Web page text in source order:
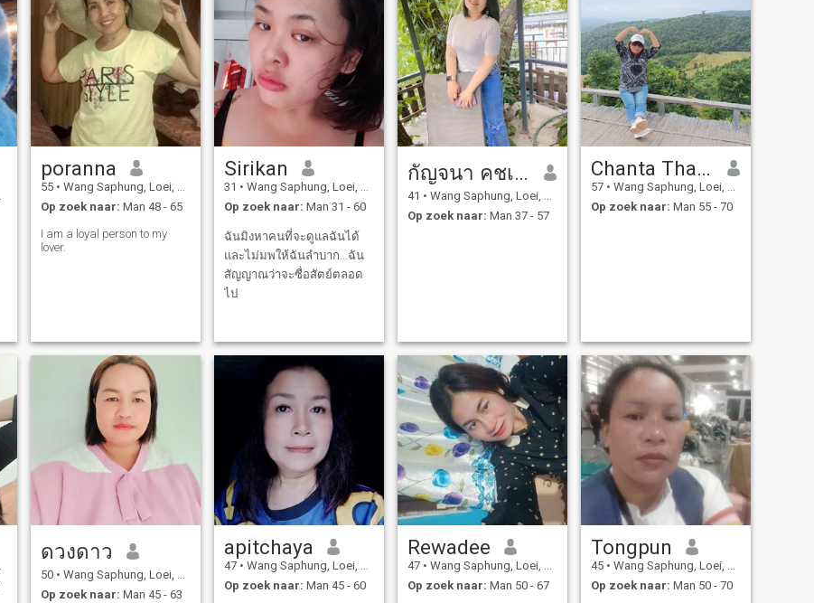
poranna
55 • Wang Saphung, Loei, Thailand
Op zoek naar: Man 48 - 65
I am a loyal person to my
lover.
Sirikan
31 • Wang Saphung, Loei, Thailand
Op zoek naar: Man 31 - 60
ฉันมิงหาคนที่จะดูแลฉันได้
และไม่มพให้ฉันลำบาก...ฉัน
สัญญาณว่าจะซื่อสัตย์ตลอด
ไป
กัญจนา คชเสนี
41 • Wang Saphung, Loei, Thailand
Op zoek naar: Man 37 - 57
Chanta Thaveekaew
57 • Wang Saphung, Loei, Thailand
Op zoek naar: Man 55 - 70
ดวงดาว
50 • Wang Saphung, Loei, Thailand
Op zoek naar: Man 45 - 63
apitchaya
47 • Wang Saphung, Loei, Thailand
Op zoek naar: Man 45 - 60
Rewadee
47 • Wang Saphung, Loei, Thailand
Op zoek naar: Man 50 - 67
Tongpun
45 • Wang Saphung, Loei, Thailand
Op zoek naar: Man 50 - 70